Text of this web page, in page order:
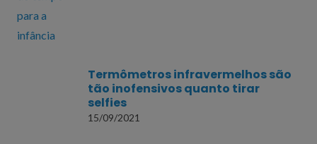
Termômetros infravermelhos são
tão inofensivos quanto tirar
selfies
15/09/2021